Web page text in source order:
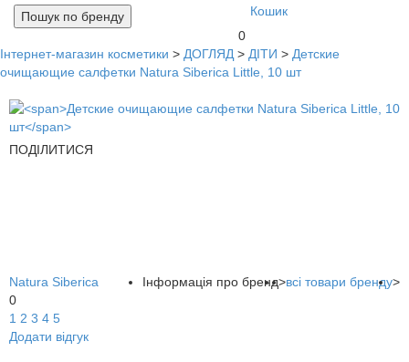
Кошик
0
Пошук по бренду
Інтернет-магазин косметики > ДОГЛЯД > ДІТИ > Детские
очищающие салфетки Natura Siberica Little, 10 шт
ПОДІЛИТИСЯ
Інформація про бренд>всі товари бренду>
Natura Siberica
0
1 2 3 4 5
Додати відгук